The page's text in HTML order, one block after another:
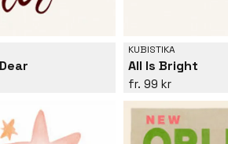
KUBISTIKA
All Is Bright
99 kr